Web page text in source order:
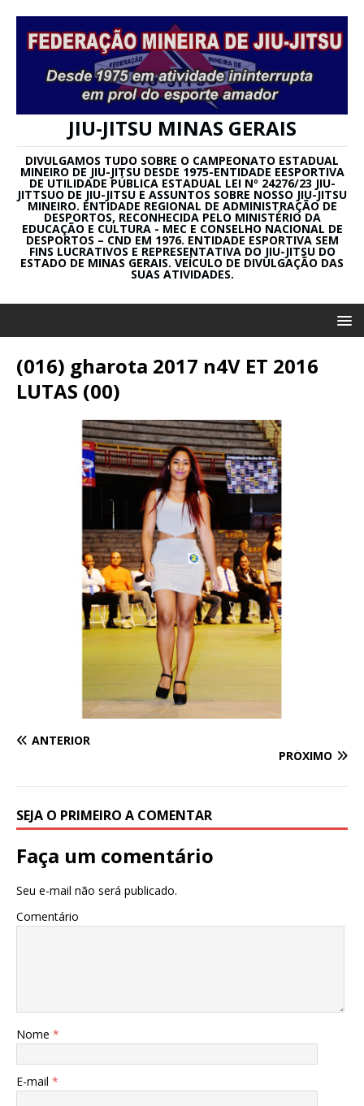
JIU-JITSU MINAS GERAIS
DIVULGAMOS TUDO SOBRE O CAMPEONATO ESTADUAL
MINEIRO DE JIU-JITSU DESDE 1975-ENTIDADE EESPORTIVA
DE UTILIDADE PÚBLICA ESTADUAL LEI Nº 24276/23 JIU-
JITTSUO DE JIU-JITSU E ASSUNTOS SOBRE NOSSO JIU-JITSU
MINEIRO. ENTIDADE REGIONAL DE ADMINISTRAÇÃO DE
DESPORTOS, RECONHECIDA PELO MINISTÉRIO DA
EDUCAÇÃO E CULTURA - MEC E CONSELHO NACIONAL DE
DESPORTOS – CND EM 1976. ENTIDADE ESPORTIVA SEM
FINS LUCRATIVOS E REPRESENTATIVA DO JIU-JITSU DO
ESTADO DE MINAS GERAIS. VEÍCULO DE DIVULGAÇÃO DAS
SUAS ATIVIDADES.
(016) gharota 2017 n4V ET 2016
LUTAS (00)
ANTERIOR
PRÓXIMO
SEJA O PRIMEIRO A COMENTAR
Faça um comentário
Seu e-mail não será publicado.
Comentário
Nome *
E-mail *